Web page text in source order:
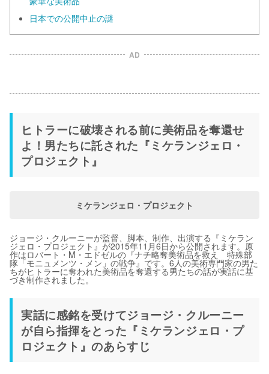
日本での公開中止の謎
AD
ヒトラーに破壊される前に美術品を奪還せ
よ！男たちに託された『ミケランジェロ・
プロジェクト』
ミケランジェロ・プロジェクト
ジョージ・クルーニーが監督、脚本、制作、出演する『ミケラン
ジェロ・プロジェクト』が2015年11月6日から公開されます。原
作はロバート・M・エドゼルの『ナチ略奪美術品を救え 特殊部
隊「モニュメンツ・メン」の戦争』です。6人の美術専門家の男た
ちがヒトラーに奪われた美術品を奪還する男たちの話が実話に基
づき制作されました。
実話に感銘を受けてジョージ・クルーニー
が自ら指揮をとった『ミケランジェロ・プ
ロジェクト』のあらすじ